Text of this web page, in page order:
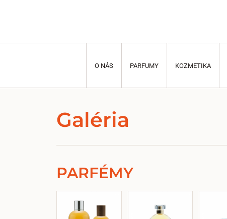
O NÁS PARFUMY KOZMETIKA
Galéria
PARFÉMY